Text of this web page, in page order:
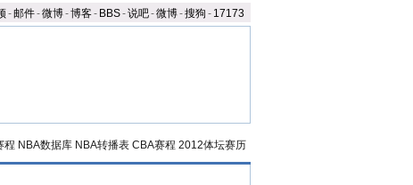
-邮件-微博-博客- BBS-说吧-微博-搜狗 - 17173
程 NBA数据库 NBA转播表 CBA赛程 2012体坛赛历